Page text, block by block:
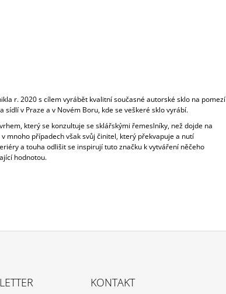
r. 2020 s cílem vyrábět kvalitní současné autorské sklo na pomezí
sídlí v Praze a v Novém Boru, kde se veškeré sklo vyrábí.
který se konzultuje se sklářskými řemeslníky, než dojde na
mnoho případech však svůj činitel, který překvapuje a nutí
a touha odlišit se inspirují tuto značku k vytváření něčeho
hodnotou.
KONTAKT